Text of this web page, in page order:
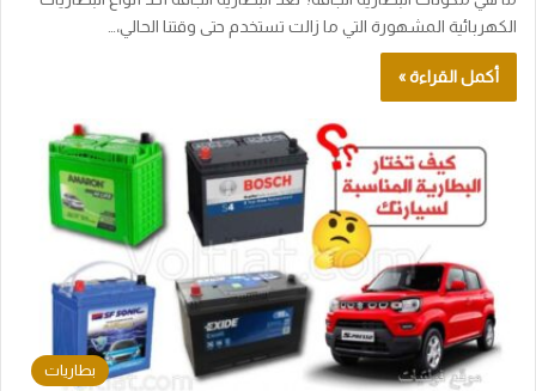
الكهربائية المشهورة التي ما زالت تستخدم حتى وقتنا الحالي،…
أكمل القراءة »
بطاريات